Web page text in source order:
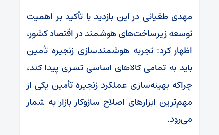
مهدی طغیانی در این بازدید با تأکید بر اهمیت
توسعه زیرساخت‌های هوشمند در اقتصاد کشور،
اظهار کرد: تجربه هوشمندسازی زنجیره تأمین
باید به تمامی کالاهای اساسی تسری پیدا کند،
چراکه بهینه‌سازی عملکرد زنجیره تأمین یکی از
مهم‌ترین ابزارهای اصلاح سازوکار بازار به شمار
می‌رود.